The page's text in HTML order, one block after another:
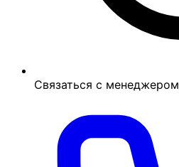
Связаться с менеджером